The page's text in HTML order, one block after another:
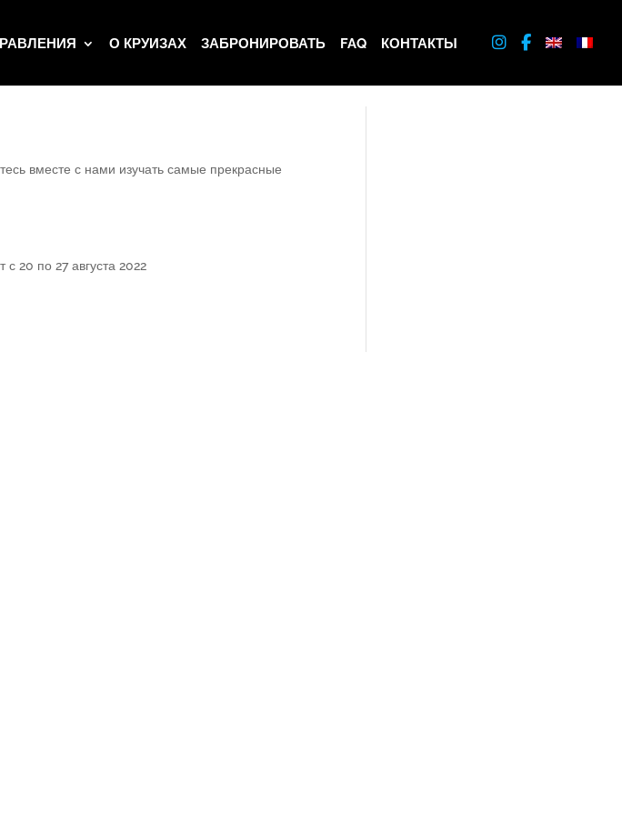
О КРУИЗАХ ЗАБРОНИРОВАТЬ FAQ КОНТАКТЫ
вместе с нами изучать самые прекрасные
20 по 27 августа 2022